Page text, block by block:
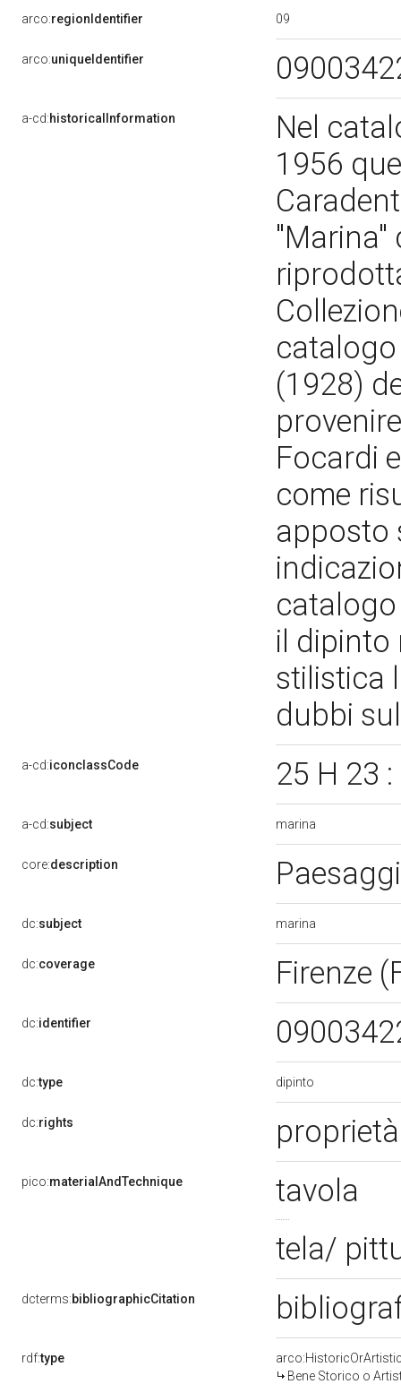
arco:regionIdentifier 09
arco:uniqueIdentifier
a-cd:historicalInformation
Nel
1956
"Marina"
(1928)
Focardi
come
apposto
catalogo
il dipinto
stilistica
dubbi
a-cd:iconclassCode 25 H 23
a-cd:subject marina
core:description
dc:subject marina
dc:coverage Firenze
dc:identifier
dc:type dipinto
dc:rights
pico:materialAndTechnique
tavola
tela/
dcterms:bibliographicCitation
rdf:type
Bene Storico o